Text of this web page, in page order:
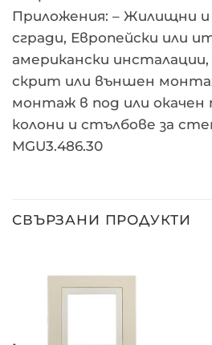
Приложения: – Жилищни
сгради, Европейски или
американски
скрит или външен
монтаж в под или окачен
колони и стълбове за
MGU3.486.30
СВЪРЗАНИ ПРОДУКТИ